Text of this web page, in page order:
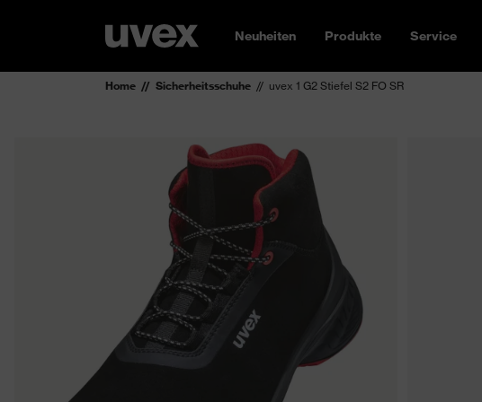
Neuheiten Produkte Service
Home Sicherheitsschuhe uvex 1 G2 Stiefel S2 FO SR